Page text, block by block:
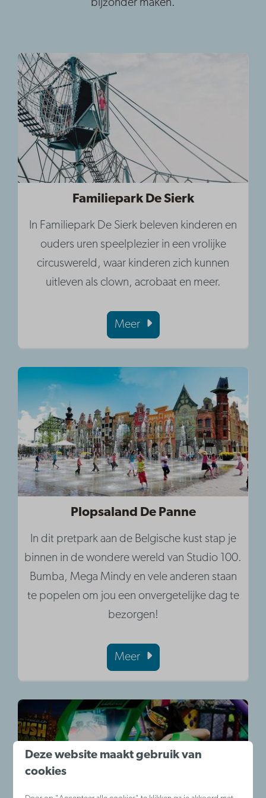
bijzonder maken.
Familiepark De Sierk
In Familiepark De Sierk beleven kinderen en
ouders uren speelplezier in een vrolijke
circuswereld, waar kinderen zich kunnen
uitleven als clown, acrobaat en meer.
Meer
Plopsaland De Panne
In dit pretpark aan de Belgische kust stap je
binnen in de wondere wereld van Studio 100.
Bumba, Mega Mindy en vele anderen staan
te popelen om jou een onvergetelijke dag te
bezorgen!
Meer
Deze website maakt gebruik van
cookies